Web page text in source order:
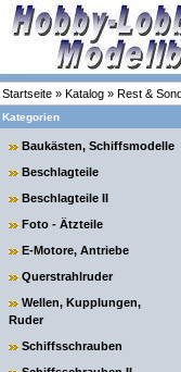
Startseite » Katalog » Rest &
Kategorien
Baukästen, Schiffsmodelle
Beschlagteile
Beschlagteile II
Foto - Ätzteile
E-Motore, Antriebe
Querstrahlruder
Wellen, Kupplungen,
Ruder
Schiffsschrauben